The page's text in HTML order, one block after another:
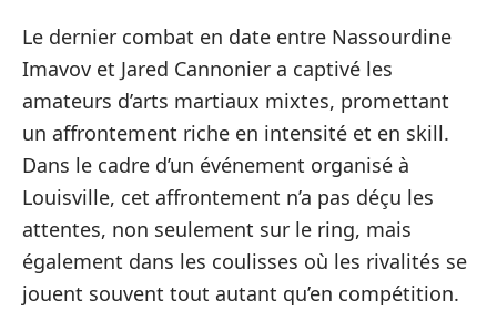
Le dernier combat en date entre Nassourdine
Imavov et Jared Cannonier a captivé les
amateurs d’arts martiaux mixtes, promettant
un affrontement riche en intensité et en skill.
Dans le cadre d’un événement organisé à
Louisville, cet affrontement n’a pas déçu les
attentes, non seulement sur le ring, mais
également dans les coulisses où les rivalités se
jouent souvent tout autant qu’en compétition.